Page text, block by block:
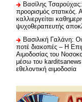
Βασίλης Τσαρούχας:
προορισμός στατικός.
καλλιεργείται
ψυχοθεραπευτής
Βασιλική Γαλάνη:
ποτέ διακοπές – Η
Αιμοδοσίας του
μέσω του karditsanews
εθελοντική αιμοδοσία